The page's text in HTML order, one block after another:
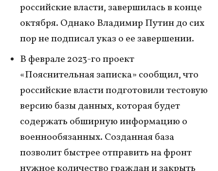
российские власти, завершилась в конце
октября. Однако Владимир Путин до сих
пор не подписал указ о ее завершении.
В феврале 2023-го проект
«Пояснительная записка» сообщил, что
российские власти подготовили тестовую
версию базы данных, которая будет
содержать обширную информацию о
военнообязанных. Созданная база
позволит быстрее отправить на фронт